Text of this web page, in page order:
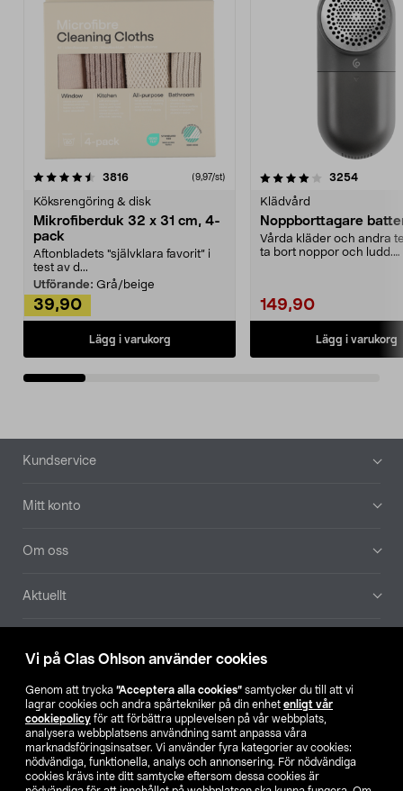
Vi på Clas Ohlson använder cookies
Genom att trycka ”Acceptera alla cookies” samtycker du till att vi
lagrar cookies och andra spårtekniker på din enhet enligt vår
cookiepolicy för att förbättra upplevelsen på vår webbplats,
analysera webbplatsens användning samt anpassa våra
marknadsföringsinsatser. Vi använder fyra kategorier av cookies:
nödvändiga, funktionella, analys och annonsering. För nödvändiga
cookies krävs inte ditt samtycke eftersom dessa cookies är
3816recensioner (9,97/st)
Köksrengöring & disk
Mikrofiberduk 32 x 31 cm, 4-
pack
Aftonbladets "självklara favorit” i
test av d...
Utförande: Grå/beige
39,90
Lägg i varukorg
4.0av 5 stjärnor 3254
Klädvård
Noppborttagare
Vårda kläder och andra
ta bort noppor och ludd.
149,90
Lägg i varukorg
4.5av 5 stjärnor
Sidfot
Kundservice
Mitt konto
Om oss
Aktuellt
Hitta butik
SE NO FI